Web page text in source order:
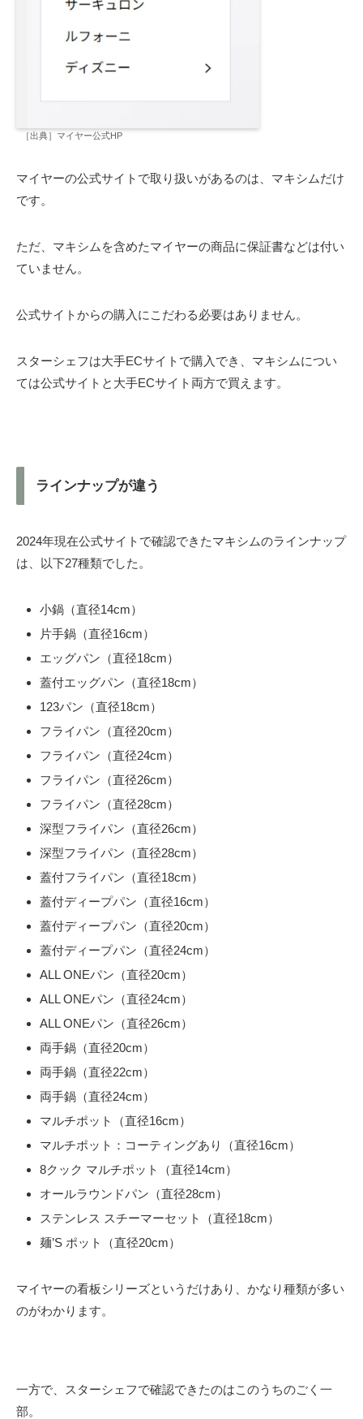
［出典］マイヤー公式HP
マイヤーの公式サイトで取り扱いがあるのは、マキシムだけ
です。
ただ、マキシムを含めたマイヤーの商品に保証書などは付い
ていません。
公式サイトからの購入にこだわる必要はありません。
スターシェフは大手ECサイトで購入でき、マキシムについ
ては公式サイトと大手ECサイト両方で買えます。
ラインナップが違う
2024年現在公式サイトで確認できたマキシムのラインナップ
は、以下27種類でした。
小鍋（直径14cm）
片手鍋（直径16cm）
エッグパン（直径18cm）
蓋付エッグパン（直径18cm）
123パン（直径18cm）
フライパン（直径20cm）
フライパン（直径24cm）
フライパン（直径26cm）
フライパン（直径28cm）
深型フライパン（直径26cm）
深型フライパン（直径28cm）
蓋付フライパン（直径18cm）
蓋付ディープパン（直径16cm）
蓋付ディープパン（直径20cm）
蓋付ディープパン（直径24cm）
ALL ONEパン（直径20cm）
ALL ONEパン（直径24cm）
ALL ONEパン（直径26cm）
両手鍋（直径20cm）
両手鍋（直径22cm）
両手鍋（直径24cm）
マルチポット（直径16cm）
マルチポット：コーティングあり（直径16cm）
8クック マルチポット（直径14cm）
オールラウンドパン（直径28cm）
ステンレス スチーマーセット（直径18cm）
麺’S ポット（直径20cm）
マイヤーの看板シリーズというだけあり、かなり種類が多い
のがわかります。
一方で、スターシェフで確認できたのはこのうちのごく一
部。